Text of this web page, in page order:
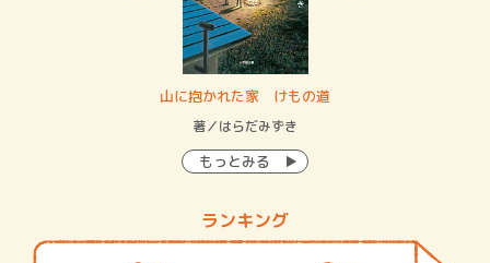
山に抱かれた家 けもの道
著／はらだみずき
もっとみる
ランキング